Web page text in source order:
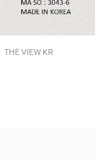
THE VIEW KR